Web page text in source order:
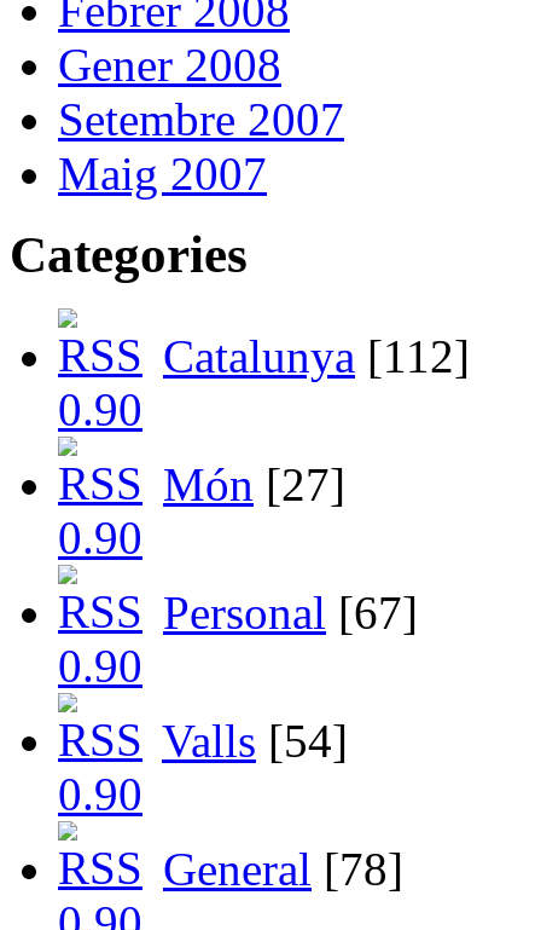
Febrer 2008
Gener 2008
Setembre 2007
Maig 2007
Categories
Catalunya [112]
Món [27]
Personal [67]
Valls [54]
General [78]